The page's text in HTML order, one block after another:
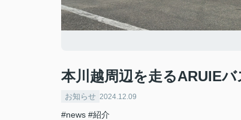
本川越周辺を走るARUIEバ
お知らせ 2024.12.09
#news #紹介